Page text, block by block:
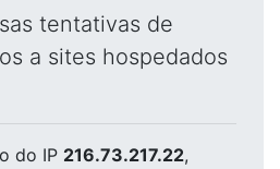
tentativas de
a sites hospedados
do IP 216.73.217.22,